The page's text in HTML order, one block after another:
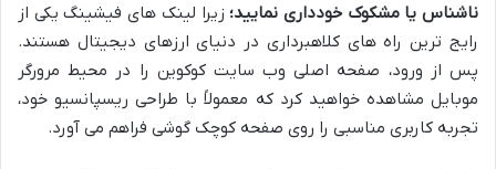
ناشناس یا مشکوک خودداری نمایید؛زیرا لینک های فیشینگ یکی از
رایج ترین راه های کلاهبرداری در دنیای ارزهای دیجیتال هستند.
پس از ورود، صفحه اصلی وب سایت کوکوین را در محیط مرورگر
موبایل مشاهده خواهید کرد که معمولاً با طراحی ریسپانسیو خود،
تجربه کاربری مناسبی را روی صفحه کوچک گوشی فراهم می آورد.